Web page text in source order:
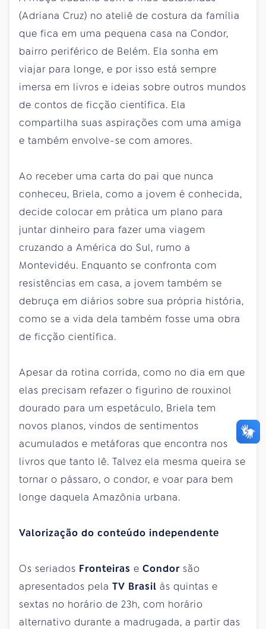
(Adriana Cruz) no ateliê de costura da família
que fica em uma pequena casa na Condor,
bairro periférico de Belém. Ela sonha em
viajar para longe, e por isso está sempre
imersa em livros e ideias sobre outros mundos
de contos de ficção científica. Ela
compartilha suas aspirações com uma amiga
e também envolve-se com amores.
Ao receber uma carta do pai que nunca
conheceu, Briela, como a jovem é conhecida,
decide colocar em prática um plano para
juntar dinheiro para fazer uma viagem
cruzando a América do Sul, rumo a
Montevidéu. Enquanto se confronta com
resistências em casa, a jovem também se
debruça em diários sobre sua própria história,
como se a vida dela também fosse uma obra
de ficção científica.
Apesar da rotina corrida, como no dia em que
elas precisam refazer o figurino de rouxinol
dourado para um espetáculo, Briela tem
novos planos, vindos de sentimentos
acumulados e metáforas que encontra nos
livros que tanto lê. Talvez ela mesma queira se
tornar o pássaro, o condor, e voar para bem
longe daquela Amazônia urbana.
Valorização do conteúdo independente
Os seriados Fronteiras e Condor são
apresentados pela TV Brasil às quintas e
sextas no horário de 23h, com horário
alternativo durante a madrugada, a partir das